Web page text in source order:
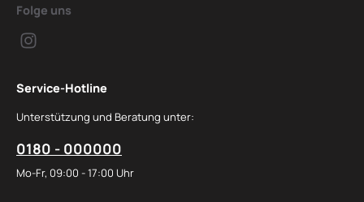
Folge uns
Service-Hotline
Unterstützung und Beratung unter:
0180 - 000000
Mo-Fr, 09:00 - 17:00 Uhr